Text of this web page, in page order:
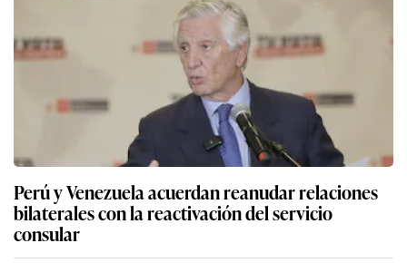
Perú y Venezuela acuerdan reanudar relaciones
bilaterales con la reactivación del servicio
consular